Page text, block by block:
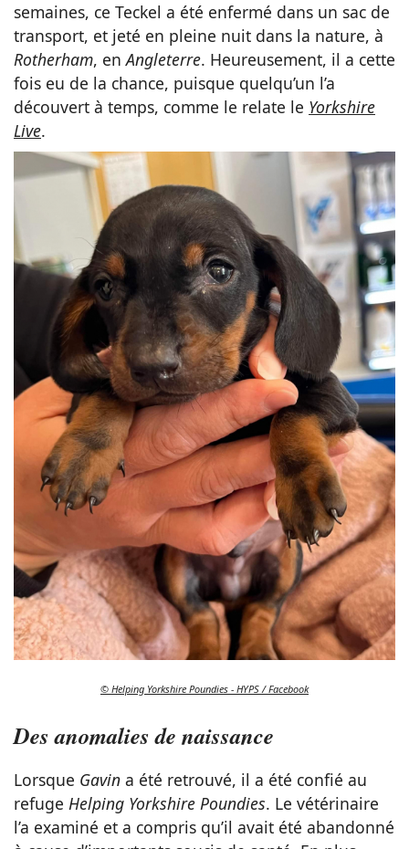
semaines, ce Teckel a été enfermé dans un sac de
transport, et jeté en pleine nuit dans la nature, à
Rotherham, enAngleterre. Heureusement, il a cette
fois eu de la chance, puisque quelqu’un l’a
découvert à temps, comme le relate le Yorkshire
Live.
© Helping Yorkshire Poundies - HYPS / Facebook
Des anomalies de naissance
Lorsque Gavin a été retrouvé, il a été confié au
refuge Helping Yorkshire Poundies. Le vétérinaire
l’a examiné et a compris qu’il avait été abandonné